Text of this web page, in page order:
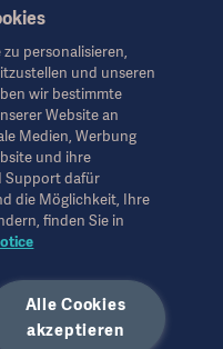
an
keinen Anspruch
als Ersatz für die
oder
Getinge trägt keine
oder
Material basiert und
Lösungen oder
oder erlaubt. Ohne
kopiert oder
internationales
personalisieren,
und unseren
wir bestimmte
Website an
Medien, Werbung
und ihre
Support dafür
die Möglichkeit, Ihre
finden Sie in
Alle Cookies
akzeptieren